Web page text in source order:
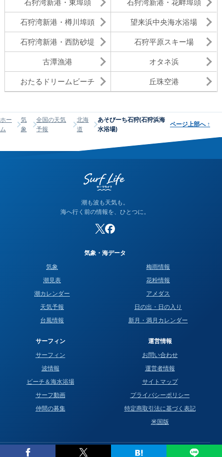
石狩湾新港・東埠頭 石狩湾新港・花畔埠頭
石狩湾新港・樽川埠頭 望来浜中央海水浴場
石狩湾新港・西防砂堤 石狩平原スキー場
古潭漁港 オタネ浜
おたるドリームビーチ 丘珠空港
ホー
ム
気
象
全国の天気
予報
北海
道
あそびーち石狩(石狩浜海
水浴場)
ページ上部へ ↑
潮も波も天気も。
海へ行く前の情報を、ひとつに。
気象・海データ
気象
潮見表
潮カレンダー
天気予報
台風情報
梅雨情報
花粉情報
アメダス
日の出・日の入り
新月・満月カレンダー
サーフィン
サーフィン
波情報
ビーチ＆海水浴場
サーフ動画
仲間の募集
運営情報
お問い合わせ
運営者情報
サイトマップ
プライバシーポリシー
特定商取引法に基づく表記
米国版
© 2016–2026 Surf life.blue All Rights Reserved.